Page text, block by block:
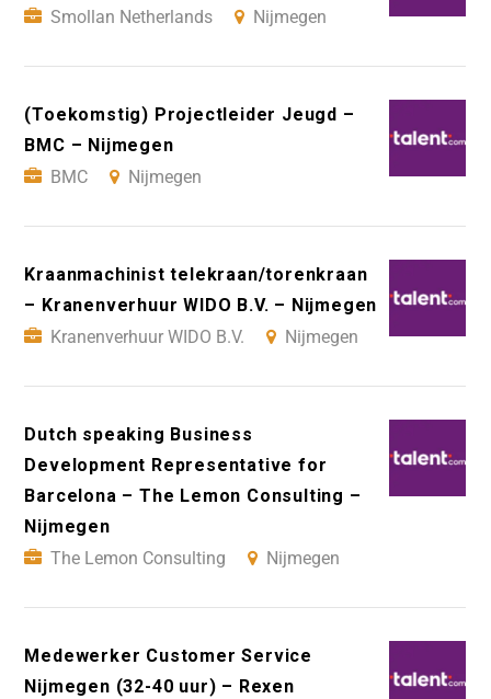
Smollan Netherlands
Nijmegen
(Toekomstig) Projectleider Jeugd –
BMC – Nijmegen
BMC
Nijmegen
Kraanmachinist telekraan/torenkraan
– Kranenverhuur WIDO B.V. – Nijmegen
Kranenverhuur WIDO B.V.
Nijmegen
Dutch speaking Business
Development Representative for
Barcelona – The Lemon Consulting –
Nijmegen
The Lemon Consulting
Nijmegen
Medewerker Customer Service
Nijmegen (32-40 uur) – Rexen